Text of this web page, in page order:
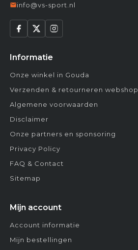
info@vs-sport.nl
Informatie
Onze winkel in Gouda
Verzenden & retourneren webshop
Algemene voorwaarden
Disclaimer
Onze partners en sponsoring
Privacy Policy
FAQ & Contact
Sitemap
Mijn account
Account informatie
Mijn bestellingen